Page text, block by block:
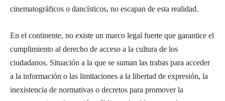
cinematográficos o dancísticos, no escapan de esta realidad.
En el continente, no existe un marco legal fuerte que garantice el
cumplimiento al derecho de acceso a la cultura de los
ciudadanos. Situación a la que se suman las trabas para acceder
a la información o las limitaciones a la libertad de expresión, la
inexistencia de normativas o decretos para promover la